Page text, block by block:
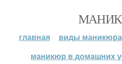
главная виды маникюра
маникюр в домашних